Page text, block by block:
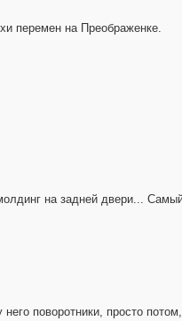
перемен на Преображенке.
на задней двери...
поворотники, просто